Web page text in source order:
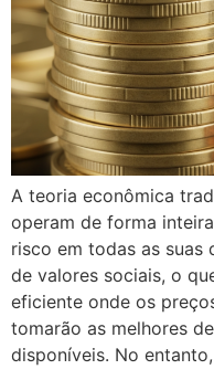
A teoria econômica
operam de forma
risco em todas as suas
de valores sociais, o
eficiente onde os
tomarão as melhores
disponíveis. No